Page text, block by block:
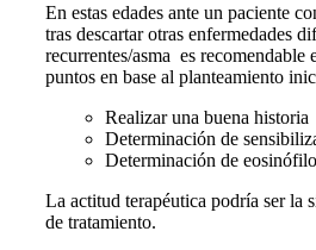
En estas edades ante un paciente
tras descartar otras enfermedades
recurrentes/asma es recomendable
puntos en base al planteamiento
Realizar una buena
Determinación de
Determinación de
La actitud terapéutica podría ser la
de tratamiento.